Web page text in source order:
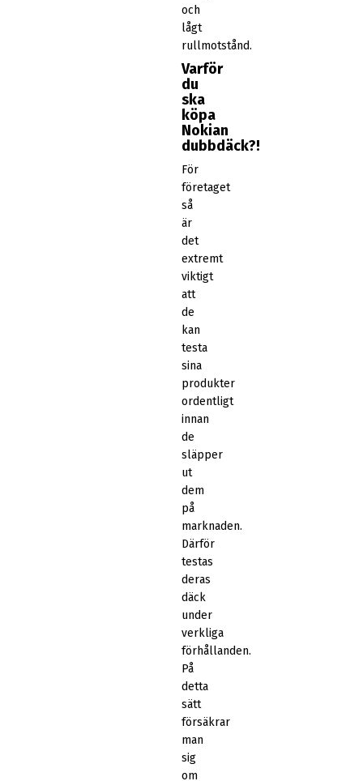
och
lågt
rullmotstånd.
Varför
du
ska
köpa
Nokian
dubbdäck?!
För
företaget
så
är
det
extremt
viktigt
att
de
kan
testa
sina
produkter
ordentligt
innan
de
släpper
ut
dem
på
marknaden.
Därför
testas
deras
däck
under
verkliga
förhållanden.
På
detta
sätt
försäkrar
man
sig
om